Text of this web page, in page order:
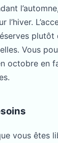
l’hiver.
Vous
octobre en
vous êtes